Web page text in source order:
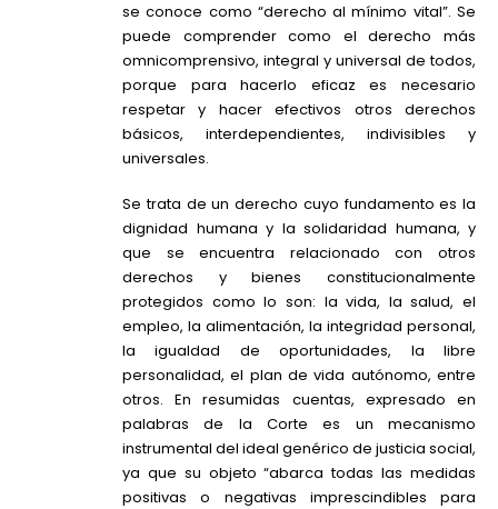
se conoce como “derecho al mínimo vital”. Se
puede comprender como el derecho más
omnicomprensivo, integral y universal de todos,
porque para hacerlo eficaz es necesario
respetar y hacer efectivos otros derechos
básicos, interdependientes, indivisibles y
universales.
Se trata de un derecho cuyo fundamento es la
dignidad humana y la solidaridad humana, y
que se encuentra relacionado con otros
derechos y bienes constitucionalmente
protegidos como lo son: la vida, la salud, el
empleo, la alimentación, la integridad personal,
la igualdad de oportunidades, la libre
personalidad, el plan de vida autónomo, entre
otros. En resumidas cuentas, expresado en
palabras de la Corte es un mecanismo
instrumental del ideal genérico de justicia social,
ya que su objeto “abarca todas las medidas
positivas o negativas imprescindibles para